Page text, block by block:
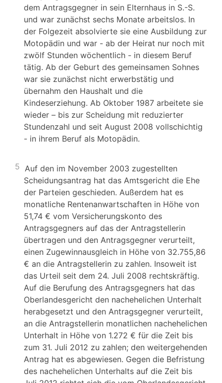
dem Antragsgegner in sein Elternhaus in S.-S.
und war zunächst sechs Monate arbeitslos. In
der Folgezeit absolvierte sie eine Ausbildung zur
Motopädin und war - ab der Heirat nur noch mit
zwölf Stunden wöchentlich - in diesem Beruf
tätig. Ab der Geburt des gemeinsamen Sohnes
war sie zunächst nicht erwerbstätig und
übernahm den Haushalt und die
Kindeserziehung. Ab Oktober 1987 arbeitete sie
wieder – bis zur Scheidung mit reduzierter
Stundenzahl und seit August 2008 vollschichtig
- in ihrem Beruf als Motopädin.
5 Auf den im November 2003 zugestellten
Scheidungsantrag hat das Amtsgericht die Ehe
der Parteien geschieden. Außerdem hat es
monatliche Rentenanwartschaften in Höhe von
51,74 € vom Versicherungskonto des
Antragsgegners auf das der Antragstellerin
übertragen und den Antragsgegner verurteilt,
einen Zugewinnausgleich in Höhe von 32.755,86
€ an die Antragstellerin zu zahlen. Insoweit ist
das Urteil seit dem 24. Juli 2008 rechtskräftig.
Auf die Berufung des Antragsgegners hat das
Oberlandesgericht den nachehelichen Unterhalt
herabgesetzt und den Antragsgegner verurteilt,
an die Antragstellerin monatlichen nachehelichen
Unterhalt in Höhe von 1.272 € für die Zeit bis
zum 31. Juli 2012 zu zahlen; den weitergehenden
Antrag hat es abgewiesen. Gegen die Befristung
des nachehelichen Unterhalts auf die Zeit bis